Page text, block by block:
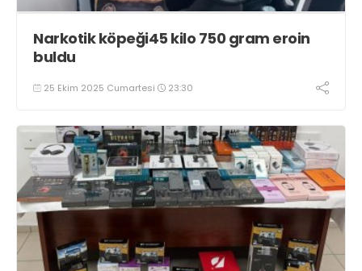
Narkotik köpeği45 kilo 750 gram eroin
buldu
25 Ekim 2025 Cumartesi 23:30